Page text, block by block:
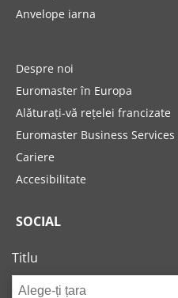
Anvelope iarna
Despre noi
Euromaster în Europa
Alăturați-vă rețelei francizate
Euromaster Business Services
Cariere
Accesibilitate
SOCIAL
Titlu
Alege-ți țara